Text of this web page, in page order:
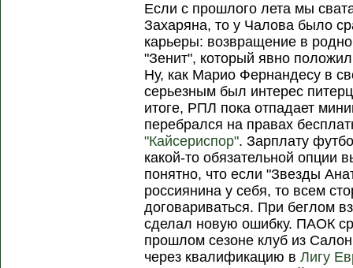
Если с прошлого лета мы
Захаряна, то у Чалова было
карьеры: возвращение в
"Зенит", который явно
Ну, как Марио Фернандесу в
серьезным был интерес
итоге, РПЛ пока отпадает
перебрался на правах
"Кайсериспор". Зарплату
какой-то обязательной опции
понятно, что если "Звезды
россиянина у себя, то всем
договариваться. При беглом
сделал новую ошибку. ПАОК
прошлом сезоне клуб из
через квалификацию вЛигу